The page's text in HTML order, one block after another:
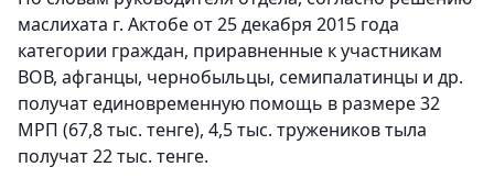
маслихата г. Актобе от 25 декабря 2015 года
категории граждан, приравненные к участникам
ВОВ, афганцы, чернобыльцы, семипалатинцы и др.
получат единовременную помощь в размере 32
МРП (67,8 тыс. тенге), 4,5 тыс. тружеников тыла
получат 22 тыс. тенге.